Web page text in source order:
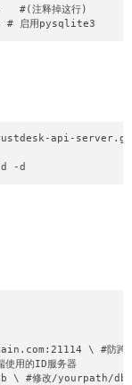
注释掉这行)
启用pysqlite3
api-
-d
\ #防跨域
用的ID服务器
修改/yourpath/db为